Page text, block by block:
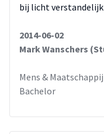
bij licht
2014-06-02
Mark Wanschers
Mens & Maatschappij
Bachelor